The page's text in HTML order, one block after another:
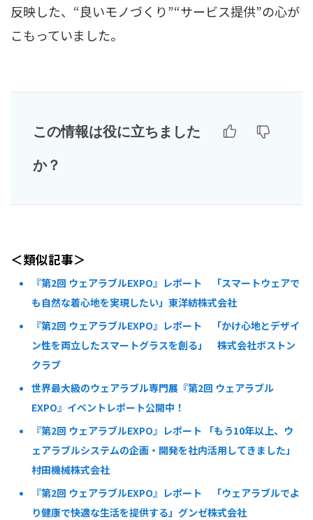
反映した、“良いモノづくり”“サービス提供”の心が
こもっていました。
この情報は役に立ちました
か？
＜類似記事＞
『第2回 ウェアラブルEXPO』レポート 「スマートウェアで
も自然な着心地を実現したい」東洋紡株式会社
『第2回 ウェアラブルEXPO』レポート 「かけ心地とデザイ
ン性を両立したスマートグラスを創る」 株式会社ボストン
クラブ
世界最大級のウェアラブル専門展『第2回 ウェアラブル
EXPO』イベントレポート公開中！
『第2回 ウェアラブルEXPO』レポート 「もう10年以上、ウ
ェアラブルシステムの企画・開発を社内活用してきました」
村田機械株式会社
『第2回 ウェアラブルEXPO』レポート 「ウェアラブルでよ
り健康で快適な生活を提供する」グンゼ株式会社